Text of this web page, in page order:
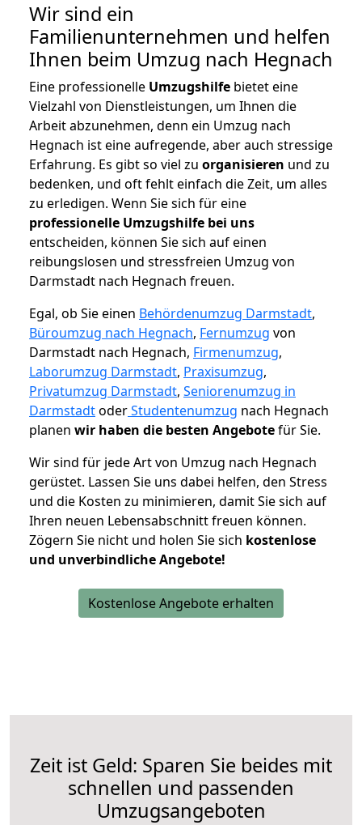
Wir sind ein
Familienunternehmen und helfen
Ihnen beim Umzug nach Hegnach
Eine professionelle Umzugshilfe bietet eine
Vielzahl von Dienstleistungen, um Ihnen die
Arbeit abzunehmen, denn ein Umzug nach
Hegnach ist eine aufregende, aber auch stressige
Erfahrung. Es gibt so viel zu organisieren und zu
bedenken, und oft fehlt einfach die Zeit, um alles
zu erledigen. Wenn Sie sich für eine
professionelle Umzugshilfe bei uns
entscheiden, können Sie sich auf einen
reibungslosen und stressfreien Umzug von
Darmstadt nach Hegnach freuen.
Egal, ob Sie einen Behördenumzug Darmstadt,
Büroumzug nach Hegnach, Fernumzug von
Darmstadt nach Hegnach, Firmenumzug,
Laborumzug Darmstadt, Praxisumzug,
Privatumzug Darmstadt, Seniorenumzug in
DarmstadtoderStudentenumzug nach Hegnach
planen wir haben die besten Angebotefür Sie.
Wir sind für jede Art von Umzug nach Hegnach
gerüstet. Lassen Sie uns dabei helfen, den Stress
und die Kosten zu minimieren, damit Sie sich auf
Ihren neuen Lebensabschnitt freuen können.
Zögern Sie nicht und holen Sie sich kostenlose
und unverbindliche Angebote!
Kostenlose Angebote erhalten
Zeit ist Geld: Sparen Sie beides mit
schnellen und passenden
Umzugsangeboten